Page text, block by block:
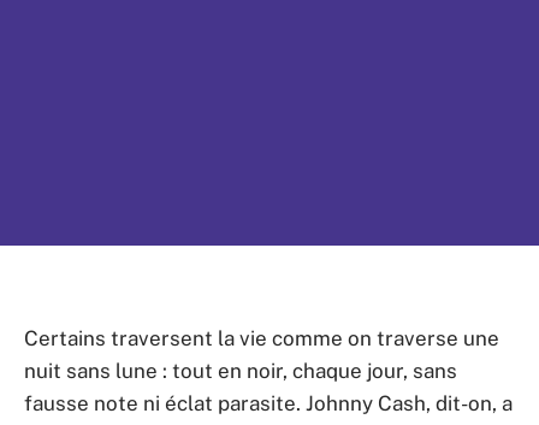
Certains traversent la vie comme on traverse une
nuit sans lune : tout en noir, chaque jour, sans
fausse note ni éclat parasite. Johnny Cash, dit-on, a